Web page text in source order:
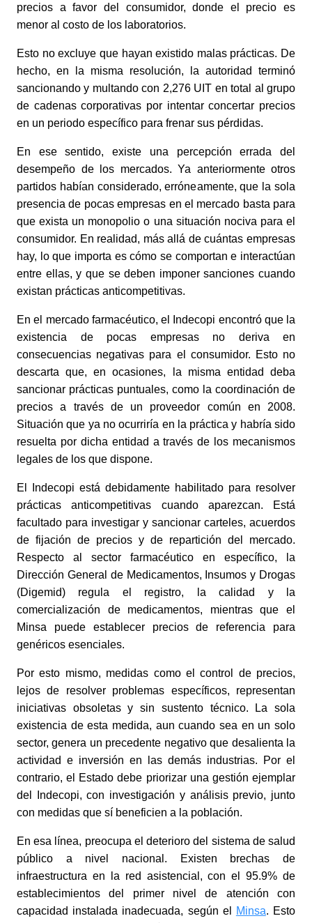
precios a favor del consumidor, donde el precio es
menor al costo de los laboratorios.
Esto no excluye que hayan existido malas prácticas. De
hecho, en la misma resolución, la autoridad terminó
sancionando y multando con 2,276 UIT en total al grupo
de cadenas corporativas por intentar concertar precios
en un periodo específico para frenar sus pérdidas.
En ese sentido, existe una percepción errada del
desempeño de los mercados. Ya anteriormente otros
partidos habían considerado, erróneamente, que la sola
presencia de pocas empresas en el mercado basta para
que exista un monopolio o una situación nociva para el
consumidor. En realidad, más allá de cuántas empresas
hay, lo que importa es cómo se comportan e interactúan
entre ellas, y que se deben imponer sanciones cuando
existan prácticas anticompetitivas.
En el mercado farmacéutico, el Indecopi encontró que la
existencia de pocas empresas no deriva en
consecuencias negativas para el consumidor. Esto no
descarta que, en ocasiones, la misma entidad deba
sancionar prácticas puntuales, como la coordinación de
precios a través de un proveedor común en 2008.
Situación que ya no ocurriría en la práctica y habría sido
resuelta por dicha entidad a través de los mecanismos
legales de los que dispone.
El Indecopi está debidamente habilitado para resolver
prácticas anticompetitivas cuando aparezcan. Está
facultado para investigar y sancionar carteles, acuerdos
de fijación de precios y de repartición del mercado.
Respecto al sector farmacéutico en específico, la
Dirección General de Medicamentos, Insumos y Drogas
(Digemid) regula el registro, la calidad y la
comercialización de medicamentos, mientras que el
Minsa puede establecer precios de referencia para
genéricos esenciales.
Por esto mismo, medidas como el control de precios,
lejos de resolver problemas específicos, representan
iniciativas obsoletas y sin sustento técnico. La sola
existencia de esta medida, aun cuando sea en un solo
sector, genera un precedente negativo que desalienta la
actividad e inversión en las demás industrias. Por el
contrario, el Estado debe priorizar una gestión ejemplar
del Indecopi, con investigación y análisis previo, junto
con medidas que sí beneficien a la población.
En esa línea, preocupa el deterioro del sistema de salud
público a nivel nacional. Existen brechas de
infraestructura en la red asistencial, con el 95.9% de
establecimientos del primer nivel de atención con
capacidad instalada inadecuada, según el
Minsa. Esto